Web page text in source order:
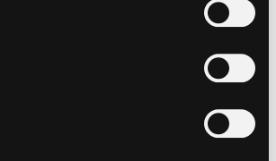
engelsk og russisk.pdf
Kopier link